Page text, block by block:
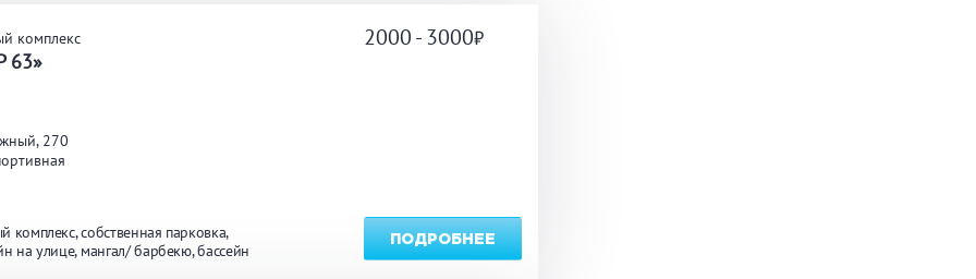
бочка
Гидромассаж
Бассейн на улице
комплекс
63»
270
комплекс собственная парковка
на улице мангал/ барбекю бассейн
2000 - 3000
ПОДРОБНЕЕ